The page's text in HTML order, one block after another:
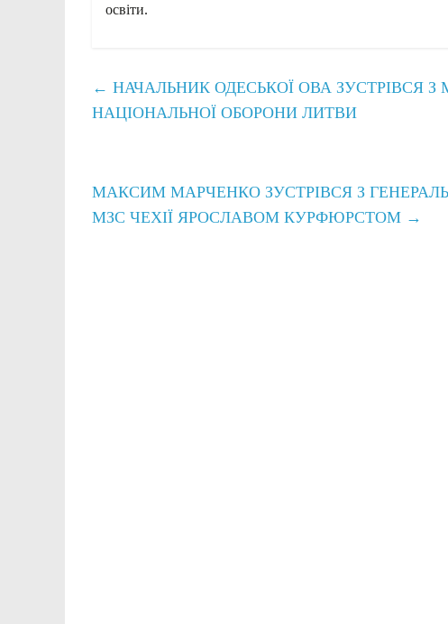
освіти.
← НАЧАЛЬНИК ОДЕСЬКОЇ ОВА ЗУСТРІВСЯ
НАЦІОНАЛЬНОЇ ОБОРОНИ ЛИТВИ
МАКСИМ МАРЧЕНКО ЗУСТРІВСЯ З
МЗС ЧЕХІЇ ЯРОСЛАВОМ КУРФЮРСТОМ →